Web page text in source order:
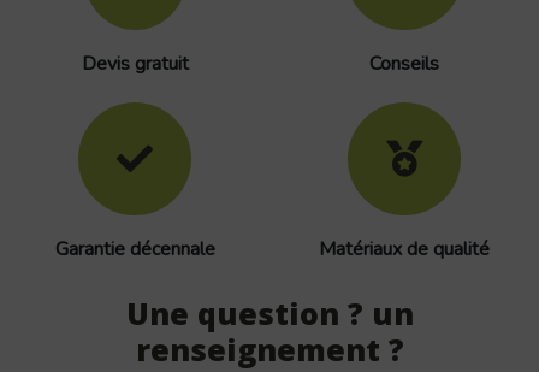
Devis gratuit Conseils
Garantie décennale Matériaux de qualité
Une question ? un
renseignement ?